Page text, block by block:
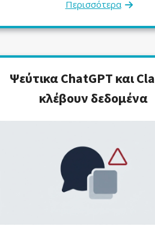
Περισσότερα
Ψεύτικα ChatGPT και
κλέβουν δεδομένα